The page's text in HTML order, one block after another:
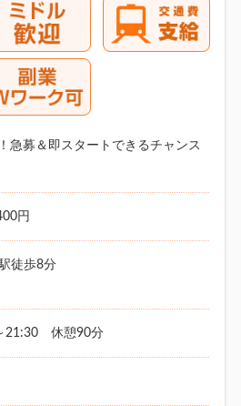
急募＆即スタートできるチャンス
円
徒歩8分
21:30 休憩90分